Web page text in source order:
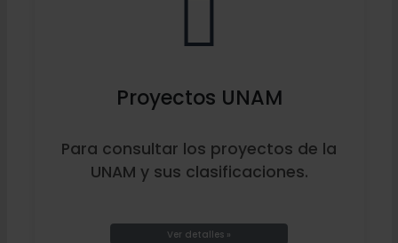
Proyectos UNAM
Para consultar los proyectos de la
UNAM y sus clasificaciones.
Ver detalles »